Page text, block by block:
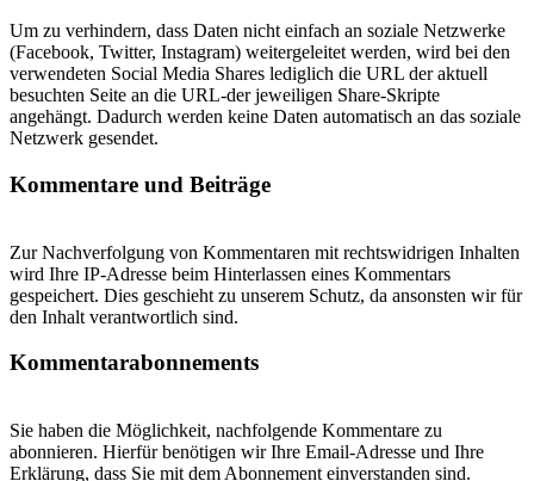
Um zu verhindern, dass Daten nicht einfach an soziale Netzwerke
(Facebook, Twitter, Instagram) weitergeleitet werden, wird bei den
verwendeten Social Media Shares lediglich die URL der aktuell
besuchten Seite an die URL-der jeweiligen Share-Skripte
angehängt. Dadurch werden keine Daten automatisch an das soziale
Netzwerk gesendet.
Kommentare und Beiträge
Zur Nachverfolgung von Kommentaren mit rechtswidrigen Inhalten
wird Ihre IP-Adresse beim Hinterlassen eines Kommentars
gespeichert. Dies geschieht zu unserem Schutz, da ansonsten wir für
den Inhalt verantwortlich sind.
Kommentarabonnements
Sie haben die Möglichkeit, nachfolgende Kommentare zu
abonnieren. Hierfür benötigen wir Ihre Email-Adresse und Ihre
Erklärung, dass Sie mit dem Abonnement einverstanden sind.